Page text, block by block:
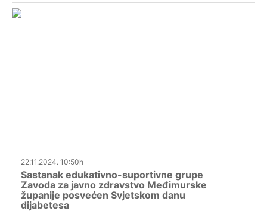
22.11.2024. 10:50h
Sastanak edukativno-suportivne grupe
Zavoda za javno zdravstvo Međimurske
županije posvećen Svjetskom danu
dijabetesa